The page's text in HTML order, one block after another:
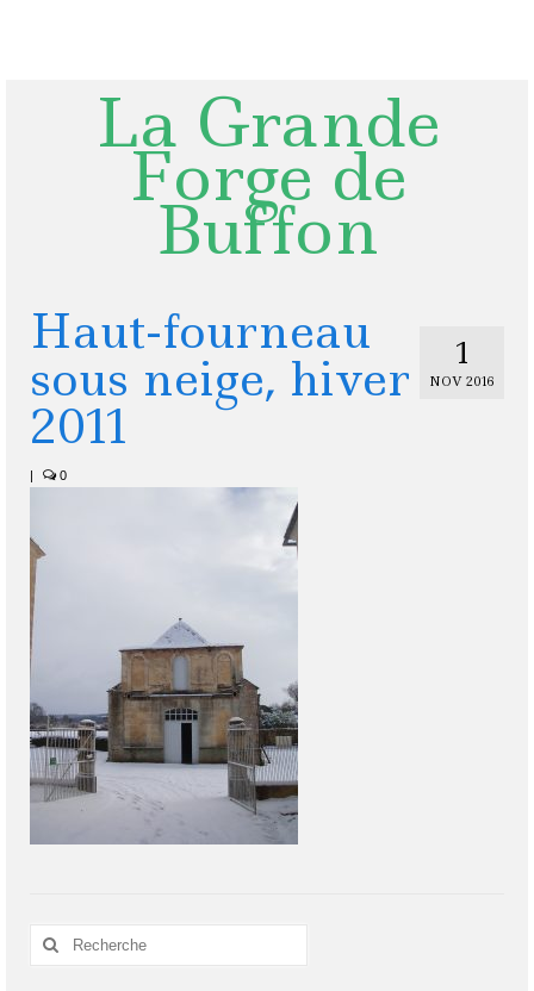
La Grande
Forge de
Buffon
1
NOV 2016
Haut-fourneau
sous neige, hiver
2011
| 0
Rechercher